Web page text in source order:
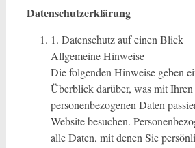
Datenschutzerklärung
1. Datenschutz auf einen Blick
Allgemeine Hinweise
Die folgenden Hinweise geben
Überblick darüber, was mit Ihren
personenbezogenen Daten
Website besuchen.
alle Daten, mit denen Sie